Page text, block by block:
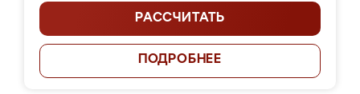
РАССЧИТАТЬ
ПОДРОБНЕЕ